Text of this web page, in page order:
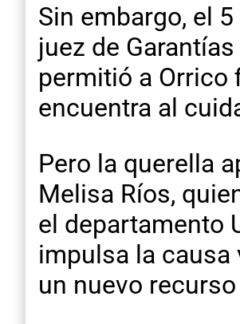
Sin embargo, el
juez de
permitió a Orrico
encuentra al
Pero la querella
Melisa Ríos,
el departamento
impulsa la
un nuevo